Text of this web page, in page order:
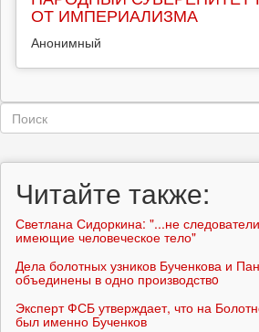
ОТ ИМПЕРИАЛИЗМА
Анонимный
Форма
Читайте также:
Светлана Сидоркина: "...не
имеющие человеческое тело"
Дела болотных узников Бученкова и
объединены в одно производствo
Эксперт ФСБ утверждает, что на
был именно Бученков